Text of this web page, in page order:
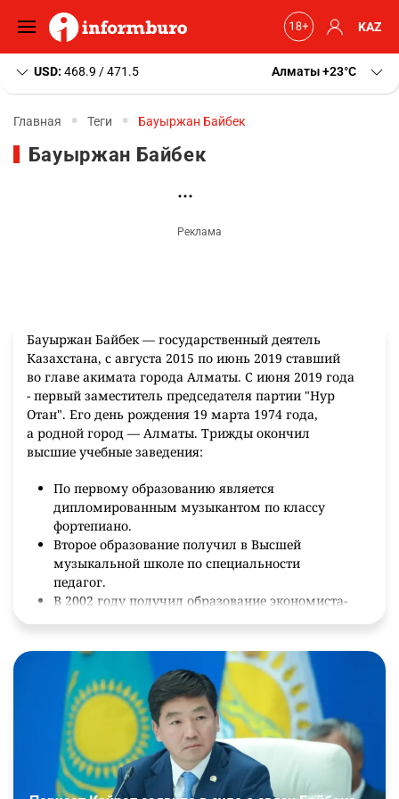
KAZ
USD: 468.9 / 471.5 Алматы+23 C
Главная Теги Бауыржан Байбек
Бауыржан Байбек
Бауыржан Байбек — государственный деятель
Казахстана, с августа 2015 по июнь 2019 ставший
во главе акимата города Алматы. С июня 2019 года
- первый заместитель председателя партии "Нур
Отан". Его день рождения 19 марта 1974 года,
а родной город — Алматы. Трижды окончил
высшие учебные заведения:
По первому образованию является
дипломированным музыкантом по классу
фортепиано.
Второе образование получил в Высшей
музыкальной школе по специальности
педагог.
В 2002 году получил образование экономиста-
успешной защиты диссертации
по политическим наукам.
Свободно владеет 4 языками: родным казахским,
русским, немецким и английским.
Благодаря свободному владению немецким
языком занял должность атташе Генерального